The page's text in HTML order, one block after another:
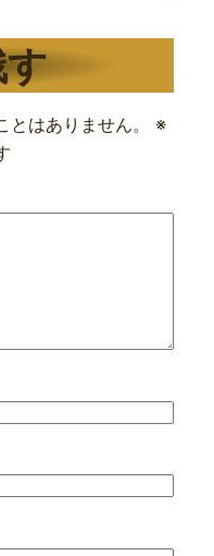
はありません。
※